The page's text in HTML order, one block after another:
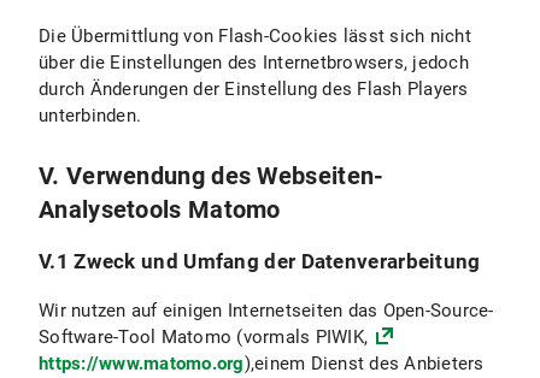
Die Übermittlung von Flash-Cookies lässt sich nicht
über die Einstellungen des Internetbrowsers, jedoch
durch Änderungen der Einstellung des Flash Players
unterbinden.
V. Verwendung des Webseiten-
Analysetools Matomo
V.1 Zweck und Umfang der Datenverarbeitung
Wir nutzen auf einigen Internetseiten das Open-Source-
Software-Tool Matomo (vormals PIWIK,
https://www.matomo.org),einem Dienst des Anbieters